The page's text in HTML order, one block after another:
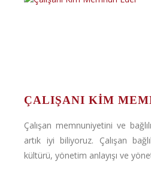
ÇALIŞANI KIM
Çalışan memnuniyetini ve
artık iyi biliyoruz. Çalışan
kültürü, yönetim anlayışı ve